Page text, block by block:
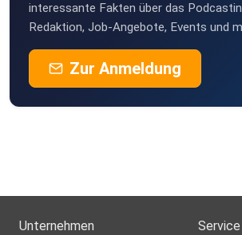
interessante Fakten über das
Redaktion, Job-Angebote, Events und
Zur Anmeldung
Unternehmen Service